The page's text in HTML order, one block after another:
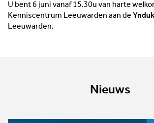
U bent 6 juni vanaf 15.30u van harte
Kenniscentrum Leeuwarden aan de
Leeuwarden.
Nieuws